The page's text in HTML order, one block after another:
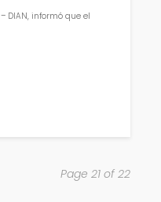
DIAN, informó que el
Page 21 of 22